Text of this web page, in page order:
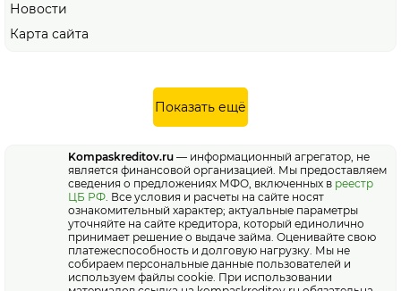
Новости
Карта сайта
Показать ещё
Kompaskreditov.ru — информационный агрегатор, не
является финансовой организацией. Мы предоставляем
сведения о предложениях МФО, включенных в реестр
ЦБ РФ. Все условия и расчеты на сайте носят
ознакомительный характер; актуальные параметры
уточняйте на сайте кредитора, который единолично
принимает решение о выдаче займа. Оценивайте свою
платежеспособность и долговую нагрузку. Мы не
собираем персональные данные пользователей и
используем файлы cookie. При использовании